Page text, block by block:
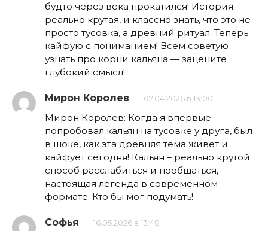
будто через века прокатился! История
реально крутая, и классно знать, что это не
просто тусовка, а древний ритуал. Теперь
кайфую с пониманием! Всем советую
узнать про корни кальяна — зацените
глубокий смысл!
Мирон Королев 07.04.2026 в 13:00
Мирон Королев: Когда я впервые
попробовал кальян на тусовке у друга, был
в шоке, как эта древняя тема живет и
кайфует сегодня! Кальян – реально крутой
способ расслабиться и пообщаться,
настоящая легенда в современном
формате. Кто бы мог подумать!
Софья 16.05.2026 в 13:48